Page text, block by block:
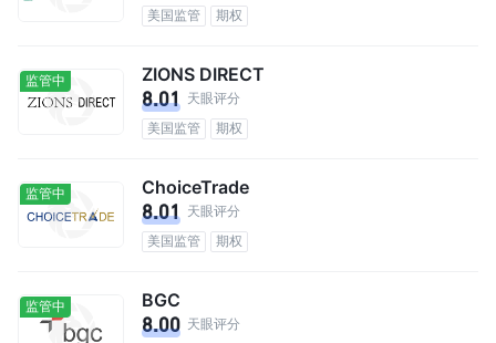
美国监管
期权
监管中 ZIONS DIRECT
8.01 天眼评分
美国监管
期权
监管中 ChoiceTrade
8.01 天眼评分
美国监管
期权
监管中 BGC
8.00 天眼评分